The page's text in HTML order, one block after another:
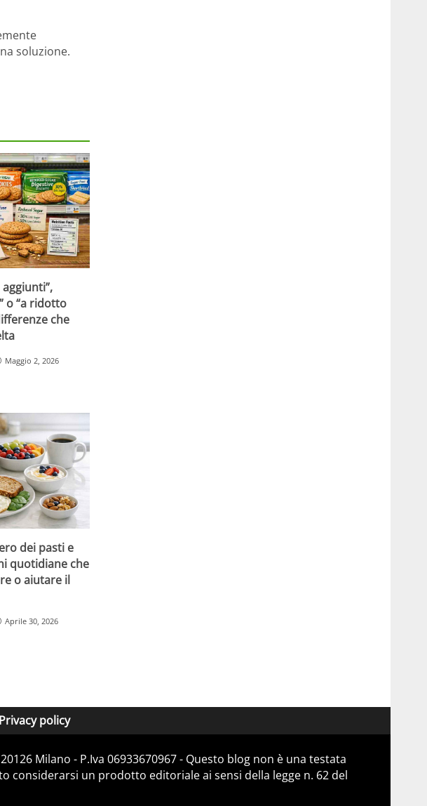
soluzione.
o “a ridotto
che
Maggio 2, 2026
dei pasti e
quotidiane che
o aiutare il
Aprile 30, 2026
Privacy policy
Milano - P.Iva 06933670967 - Questo blog non è una testata
considerarsi un prodotto editoriale ai sensi della legge n. 62 del